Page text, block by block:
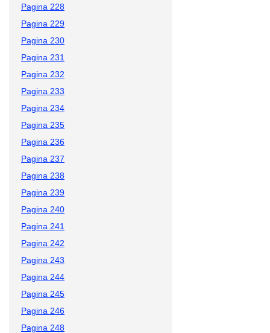
Pagina 228
Pagina 229
Pagina 230
Pagina 231
Pagina 232
Pagina 233
Pagina 234
Pagina 235
Pagina 236
Pagina 237
Pagina 238
Pagina 239
Pagina 240
Pagina 241
Pagina 242
Pagina 243
Pagina 244
Pagina 245
Pagina 246
Pagina 248